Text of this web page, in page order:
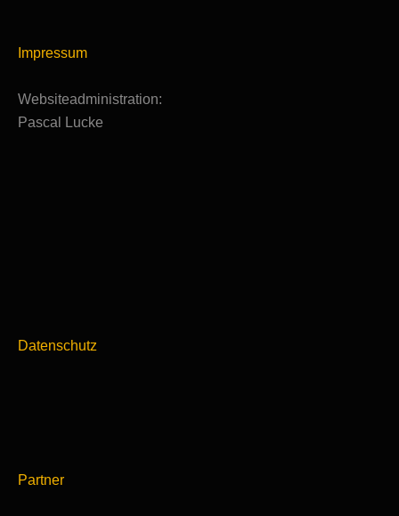
Impressum
Websiteadministration:
Pascal Lucke
Datenschutz
Partner